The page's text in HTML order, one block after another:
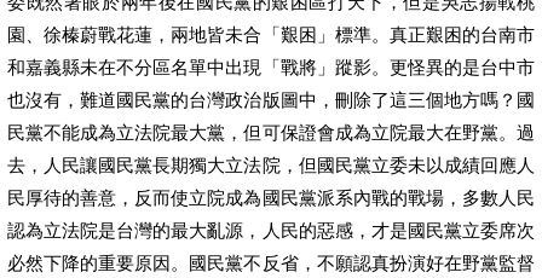
園、徐榛蔚戰花蓮，兩地皆未合「艱困」標準。真正艱困的台南市
和嘉義縣未在不分區名單中出現「戰將」蹤影。更怪異的是台中市
也沒有，難道國民黨的台灣政治版圖中，刪除了這三個地方嗎？國
民黨不能成為立法院最大黨，但可保證會成為立院最大在野黨。過
去，人民讓國民黨長期獨大立法院，但國民黨立委未以成績回應人
民厚待的善意，反而使立院成為國民黨派系內戰的戰場，多數人民
認為立法院是台灣的最大亂源，人民的惡感，才是國民黨立委席次
必然下降的重要原因。國民黨不反省，不願認真扮演好在野黨監督